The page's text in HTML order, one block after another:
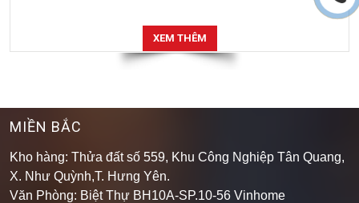
XEM THÊM
MIỀN BẮC
Kho hàng: Thửa đất số 559, Khu Công Nghiệp Tân Quang,
X. Như Quỳnh,T. Hưng Yên.
Văn Phòng: Biệt Thự BH10A-SP.10-56 Vinhome